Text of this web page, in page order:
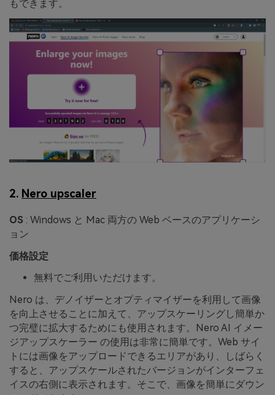
もできます。
2. Nero upscaler
OS : Windows と Mac 両方の Web ベースのアプリケーシ
ョン
価格設定
無料でご利用いただけます。
Nero は、デノイザーとオプティマイザーを利用して画像
を向上させることに加えて、アップスケーリングし簡単か
つ完璧に拡大するためにも使用されます。Nero AI イメー
ジアップスケーラー の使用は非常に簡単です。Web サイ
トには画像をアップロードできるエリアがあり、しばらく
すると、アップスケールされたバージョンがインターフェ
イスの右側に表示されます。そこで、画像を簡単にダウン